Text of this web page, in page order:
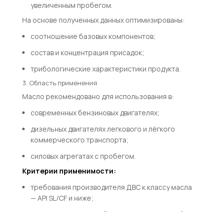
увеличенным пробегом.
На основе полученных данных оптимизированы:
соотношение базовых компонентов;
состав и концентрация присадок;
трибологические характеристики продукта.
3. Область применения
Масло рекомендовано для использования в:
современных бензиновых двигателях;
дизельных двигателях легкового и лёгкого
коммерческого транспорта;
силовых агрегатах с пробегом.
Критерии применимости:
требования производителя ДВС к классу масла
— API SL/CFи ниже;